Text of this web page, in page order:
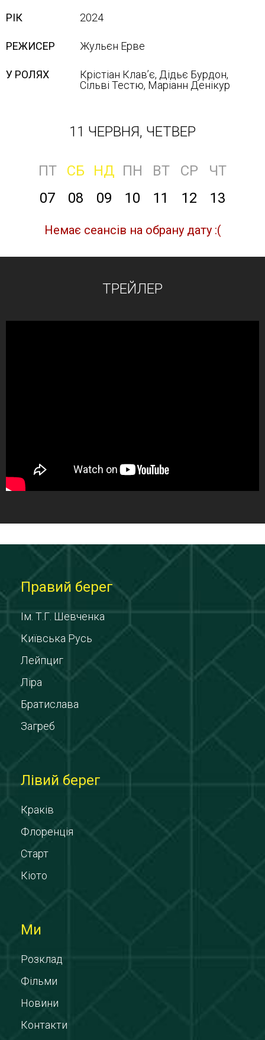
РІК 2024
РЕЖИСЕР Жульєн Ерве
У РОЛЯХ
Крістіан Клав’є, Дідьє Бурдон,
Сільві Тестю, Маріанн Денікур
11 ЧЕРВНЯ, ЧЕТВЕР
ПТ СБ НД ПН ВТ СР
ЧТ
07
08 09 10 11 12 13
Немає сеансів на обрану дату :(
ТРЕЙЛЕР
Правий берег
Ім. Т.Г. Шевченка
Київська Русь
Лейпциг
Ліра
Братислава
Загреб
Лівий берег
Краків
Флоренція
Старт
Кіото
Ми
Розклад
Фільми
Новини
Контакти